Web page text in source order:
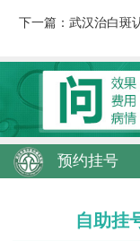
下一篇： 武汉治白斑
预约挂号
自助挂